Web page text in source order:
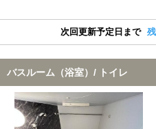
次回更新予定日まで
バスルーム（浴室）/ トイレ